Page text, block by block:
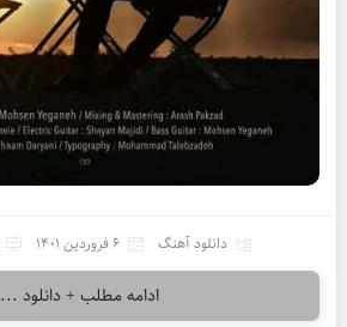
دانلود آهنگ 6 فروردین 1401
ادامه مطلب + دانلود ...